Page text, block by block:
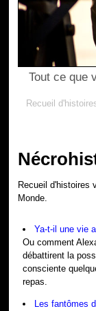
Tout ce que
Recueil
Recueil d'histoires
Monde.
Ya-t-il une vie
Ou comment
débattirent la
consciente
repas.
Les fantômes